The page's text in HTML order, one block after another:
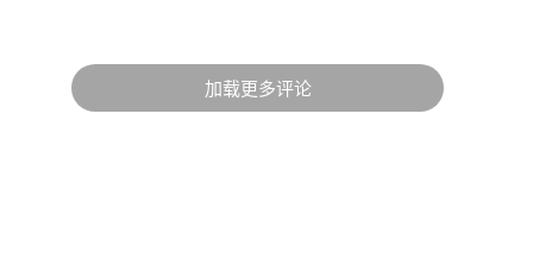
加载更多评论